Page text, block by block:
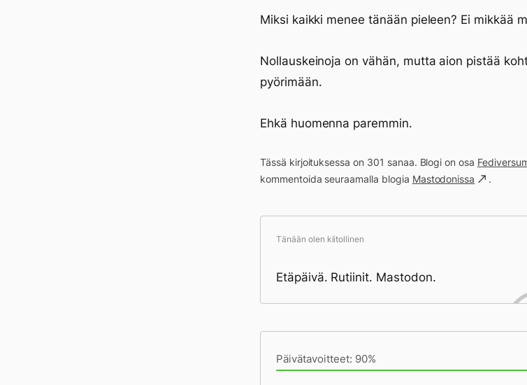
Miksi kaikki menee tänään pieleen? Ei mikkää
Nollauskeinoja on vähän, mutta aion pistää
pyörimään.
Ehkä huomenna paremmin.
Tässä kirjoituksessa on 301 sanaa. Blogi on osa
kommentoida seuraamalla blogia Mastodonissa .
Tänään olen kiitollinen
Etäpäivä. Rutiinit. Mastodon.
Päivätavoitteet: 90%